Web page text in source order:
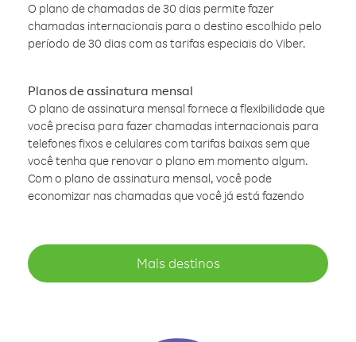
O plano de chamadas de 30 dias permite fazer
chamadas internacionais para o destino escolhido pelo
período de 30 dias com as tarifas especiais do Viber.
Planos de assinatura mensal
O plano de assinatura mensal fornece a flexibilidade que
você precisa para fazer chamadas internacionais para
telefones fixos e celulares com tarifas baixas sem que
você tenha que renovar o plano em momento algum.
Com o plano de assinatura mensal, você pode
economizar nas chamadas que você já está fazendo
Mais destinos